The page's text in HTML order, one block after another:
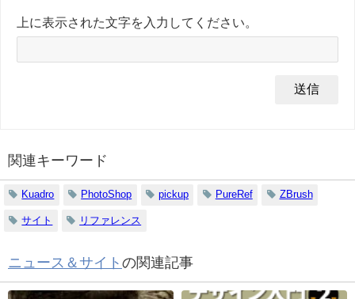
上に表示された文字を入力してください。
関連キーワード
Kuadro PhotoShop pickup PureRef ZBrush
サイト リファレンス
ニュース＆サイト の関連記事